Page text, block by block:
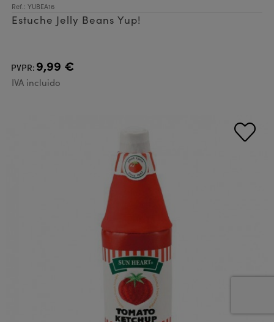
Ref.: YUBEA16
Estuche Jelly Beans Yup!
PVPR: 9,99 €
IVA incluido